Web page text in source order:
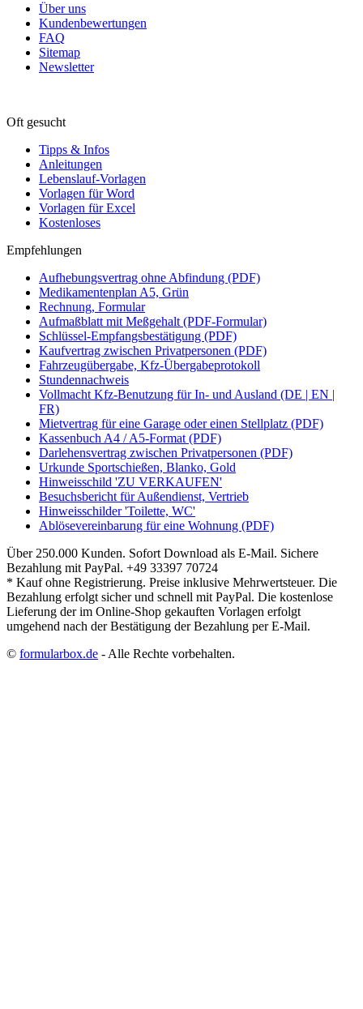
Über uns
Kundenbewertungen
FAQ
Sitemap
Newsletter
Oft gesucht
Tipps & Infos
Anleitungen
Lebenslauf-Vorlagen
Vorlagen für Word
Vorlagen für Excel
Kostenloses
Empfehlungen
Aufhebungsvertrag ohne Abfindung (PDF)
Medikamentenplan A5, Grün
Rechnung, Formular
Aufmaßblatt mit Meßgehalt (PDF-Formular)
Schlüssel-Empfangsbestätigung (PDF)
Kaufvertrag zwischen Privatpersonen (PDF)
Fahrzeugübergabe, Kfz-Übergabeprotokoll
Stundennachweis
Vollmacht Kfz-Benutzung für In- und Ausland (DE | EN |
FR)
Mietvertrag für eine Garage oder einen Stellplatz (PDF)
Kassenbuch A4 / A5-Format (PDF)
Darlehensvertrag zwischen Privatpersonen (PDF)
Urkunde Sportschießen, Blanko, Gold
Hinweisschild 'ZU VERKAUFEN'
Besuchsbericht für Außendienst, Vertrieb
Hinweisschilder 'Toilette, WC'
Ablösevereinbarung für eine Wohnung (PDF)
Über 250.000 Kunden. Sofort Download als E-Mail. Sichere
Bezahlung mit PayPal. +49 33397 70724
* Kauf ohne Registrierung. Preise inklusive Mehrwertsteuer. Die
Bezahlung erfolgt sicher und schnell mit PayPal. Die kostenlose
Lieferung der im Online-Shop gekauften Vorlagen erfolgt
umgehend nach der Bestätigung der Bezahlung per E-Mail.
© formularbox.de - Alle Rechte vorbehalten.